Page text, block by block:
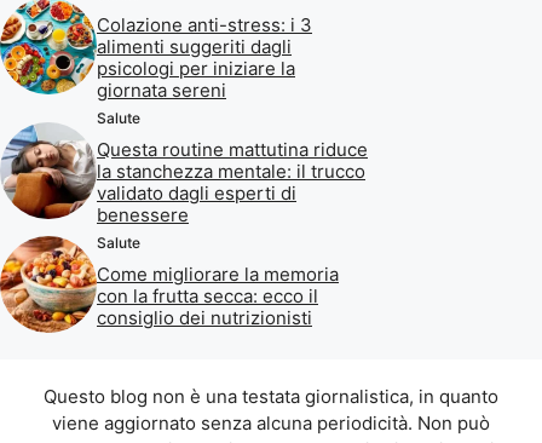
Colazione anti-stress: i 3
alimenti suggeriti dagli
psicologi per iniziare la
giornata sereni
Salute
Questa routine mattutina riduce
la stanchezza mentale: il trucco
validato dagli esperti di
benessere
Salute
Come migliorare la memoria
con la frutta secca: ecco il
consiglio dei nutrizionisti
Questo blog non è una testata giornalistica, in quanto
viene aggiornato senza alcuna periodicità. Non può